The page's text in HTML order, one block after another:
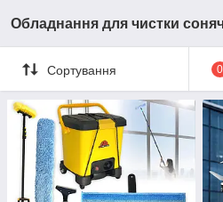
Обладнання для чистки
Сортування 0